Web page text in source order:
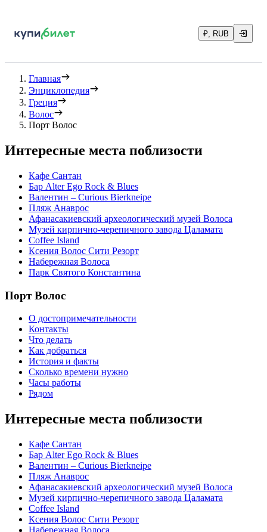
₽, RUB
Главная
Энциклопедия
Греция
Волос
Порт Волос
Интересные места поблизости
Кафе Сантан
Бар Alter Ego Rock & Blues
Валентин – Curious Bierkneipe
Пляж Анаврос
Афанасакиевский археологический музей Волоса
Музей кирпично-черепичного завода Цаламата
Coffee Island
Ксения Волос Сити Резорт
Набережная Волоса
Парк Святого Константина
Порт Волос
О достопримечательности
Контакты
Что делать
Как добраться
История и факты
Сколько времени нужно
Часы работы
Рядом
Интересные места поблизости
Кафе Сантан
Бар Alter Ego Rock & Blues
Валентин – Curious Bierkneipe
Пляж Анаврос
Афанасакиевский археологический музей Волоса
Музей кирпично-черепичного завода Цаламата
Coffee Island
Ксения Волос Сити Резорт
Набережная Волоса